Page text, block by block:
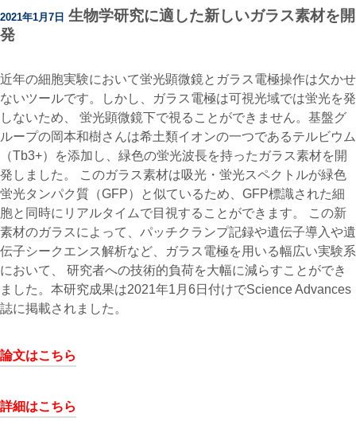
2021年1月7日 生物学研究に適した新しいガラス素材を開
発
近年の細胞実験において蛍光顕微鏡とガラス電極操作は欠かせ
ないツールです。しかし、ガラス電極は可視光域では蛍光を発
しないため、 蛍光顕微鏡下で視ることができません。基盤グ
ループの岡本和樹さんは希土類イオンの一つであるテルビウム
（Tb3+）を添加し、緑色の蛍光波長を持ったガラス素材を開
発しました。 このガラス素材は吸光・蛍光スペクトルが緑色
蛍光タンパク質（GFP）と似ているため、GFP標識された細
胞と同時にリアルタイムで目視することができます。 この新
素材のガラスによって、パッチクランプ記録や遺伝子導入や遺
伝子シークエンス解析など、ガラス電極を用いる幅広い実験系
において、 研究者への技術的負荷を大幅に減らすことができ
ました。本研究成果は2021年1月6日付けでScience Advances
誌に掲載されました。
論文はこちら
詳細はこちら